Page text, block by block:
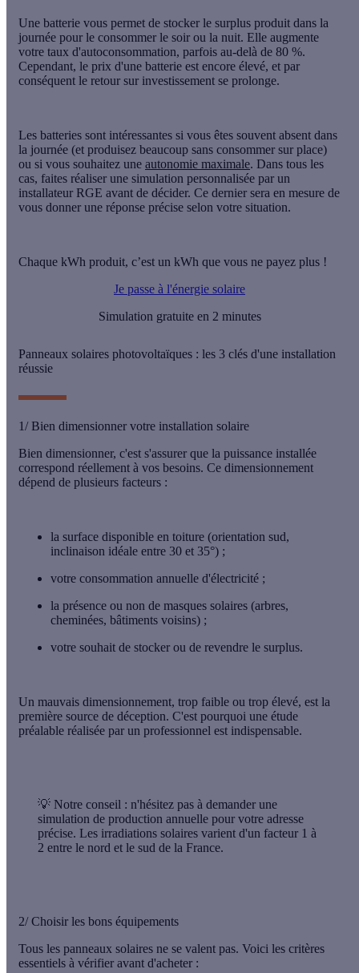
Une batterie vous permet de stocker le surplus produit dans la
journée pour le consommer le soir ou la nuit. Elle augmente
votre taux d'autoconsommation, parfois au-delà de 80 %.
Cependant, le prix d'une batterie est encore élevé, et par
conséquent le retour sur investissement se prolonge.
Les batteries sont intéressantes si vous êtes souvent absent dans
la journée (et produisez beaucoup sans consommer sur place)
ou si vous souhaitez une autonomie maximale. Dans tous les
cas, faites réaliser une simulation personnalisée par un
installateur RGE avant de décider. Ce dernier sera en mesure de
vous donner une réponse précise selon votre situation.
Chaque kWh produit, c’est un kWh que vous ne payez plus !
Je passe à l'énergie solaire
Simulation gratuite en 2 minutes
Panneaux solaires photovoltaïques : les 3 clés d'une installation
réussie
1/ Bien dimensionner votre installation solaire
Bien dimensionner, c'est s'assurer que la puissance installée
correspond réellement à vos besoins. Ce dimensionnement
dépend de plusieurs facteurs :
la surface disponible en toiture (orientation sud,
inclinaison idéale entre 30 et 35°) ;
votre consommation annuelle d'électricité ;
la présence ou non de masques solaires (arbres,
cheminées, bâtiments voisins) ;
votre souhait de stocker ou de revendre le surplus.
Un mauvais dimensionnement, trop faible ou trop élevé, est la
première source de déception. C'est pourquoi une étude
préalable réalisée par un professionnel est indispensable.
💡 Notre conseil : n'hésitez pas à demander une
simulation de production annuelle pour votre adresse
précise. Les irradiations solaires varient d'un facteur 1 à
2 entre le nord et le sud de la France.
2/ Choisir les bons équipements
Tous les panneaux solaires ne se valent pas. Voici les critères
essentiels à vérifier avant d'acheter :